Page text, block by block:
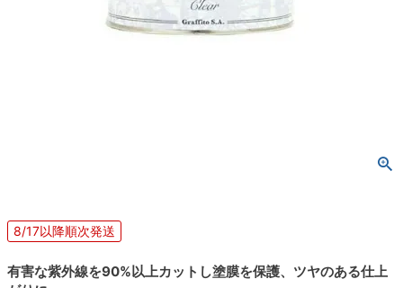
8/17以降順次発送
有害な紫外線を90%以上カットし塗膜を保護、ツヤのある仕上